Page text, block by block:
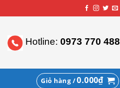
Hotline: 0973 770 488
Giỏ hàng /0.000₫